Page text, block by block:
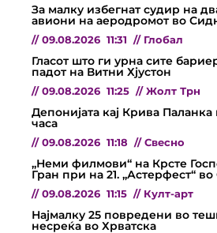
За малку избегнат судир на
авиони на аеродромот во
// 09.08.2026 11:31 // Глобал
Гласот што ги урна сите
падот на Витни Хјустон
// 09.08.2026 11:25 // Жолт Трн
Депонијата кај Крива
часа
// 09.08.2026 11:18 // Свесно
„Неми филмови“ на Крсте
Гран при на 21. „Астерфест“
// 09.08.2026 11:15 // Култ-арт
Најмалку 25 повредени во
несреќа во Хрватска